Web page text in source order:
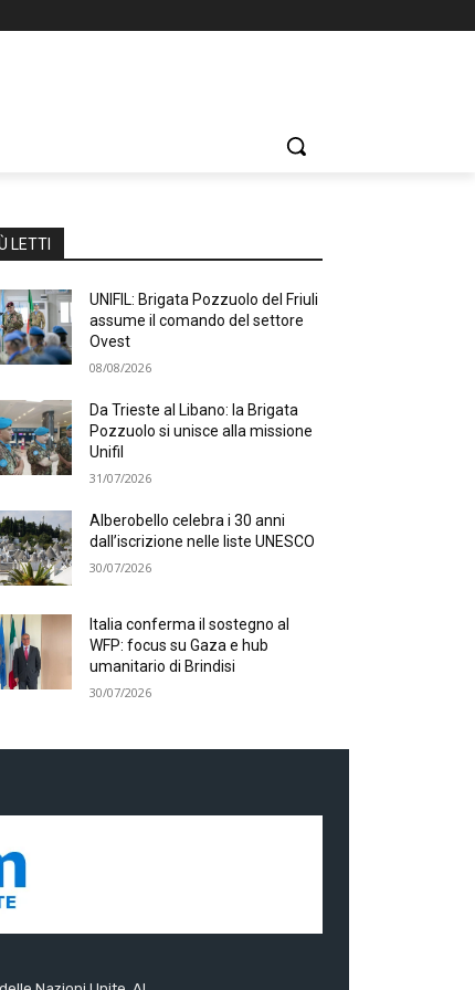
LETTI
UNIFIL: Brigata Pozzuolo del Friuli
assume il comando del settore
Ovest
08/08/2026
Da Trieste al Libano: la Brigata
Pozzuolo si unisce alla missione
Unifil
31/07/2026
Alberobello celebra i 30 anni
dall’iscrizione nelle liste UNESCO
30/07/2026
Italia conferma il sostegno al
WFP: focus su Gaza e hub
umanitario di Brindisi
30/07/2026